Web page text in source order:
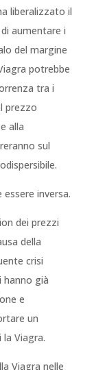
liberalizzato il
aumentare i
del margine
potrebbe
tra i
prezzo
alla
sul
inversa.
dei prezzi
della
crisi
già
e
un
Viagra.
Viagra nelle